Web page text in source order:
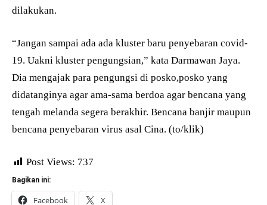
dilakukan.
“Jangan sampai ada ada kluster baru penyebaran covid-
19. Uakni kluster pengungsian,” kata Darmawan Jaya.
Dia mengajak para pengungsi di posko,posko yang
didatanginya agar ama-sama berdoa agar bencana yang
tengah melanda segera berakhir. Bencana banjir maupun
bencana penyebaran virus asal Cina. (to/klik)
Post Views: 737
Bagikan ini:
Facebook X